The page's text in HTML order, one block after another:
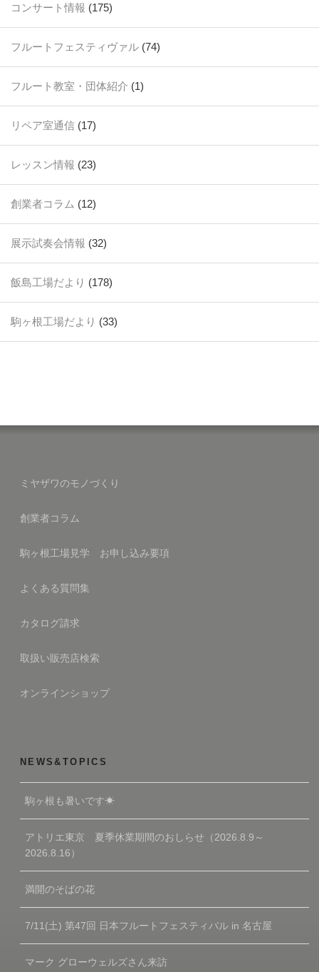
コンサート情報 (175)
フルートフェスティヴァル (74)
フルート教室・団体紹介 (1)
リペア室通信 (17)
レッスン情報 (23)
創業者コラム (12)
展示試奏会情報 (32)
飯島工場だより (178)
駒ヶ根工場だより (33)
ミヤザワのモノづくり
創業者コラム
駒ヶ根工場見学 お申し込み要項
よくある質問集
カタログ請求
取扱い販売店検索
オンラインショップ
NEWS&TOPICS
駒ヶ根も暑いです☀
アトリエ東京 夏季休業期間のおしらせ（2026.8.9～
2026.8.16）
満開のそばの花
7/11(土) 第47回 日本フルートフェスティバル in 名古屋
マーク グローウェルズさん来訪